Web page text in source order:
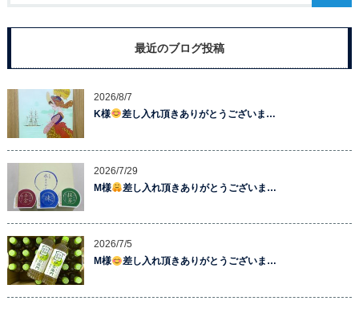
最近のブログ投稿
2026/8/7
K様
差し入れ頂きありがとうございま…
2026/7/29
M様
差し入れ頂きありがとうございま…
2026/7/5
M様
差し入れ頂きありがとうございま…